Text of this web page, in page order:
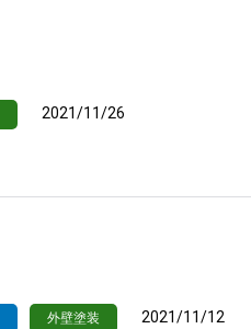
2021/11/26
外壁塗装 2021/11/12